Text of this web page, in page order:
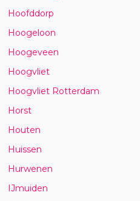
Hoofddorp
Hoogeloon
Hoogeveen
Hoogvliet
Hoogvliet Rotterdam
Horst
Houten
Huissen
Hurwenen
IJmuiden